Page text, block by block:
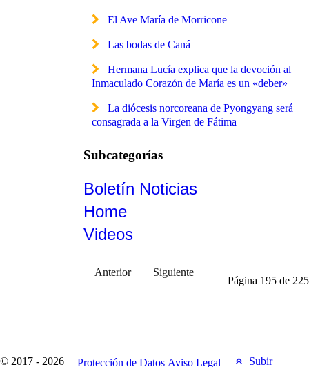
El Ave María de Morricone
Las bodas de Caná
Hermana Lucía explica que la devoción al
Inmaculado Corazón de María es un «deber»
La diócesis norcoreana de Pyongyang será
consagrada a la Virgen de Fátima
Subcategorías
Boletín Noticias
Home
Videos
Página 195 de 225
Anterior Siguiente
© 2017 - 2026 Protección de Datos Aviso Legal Subir